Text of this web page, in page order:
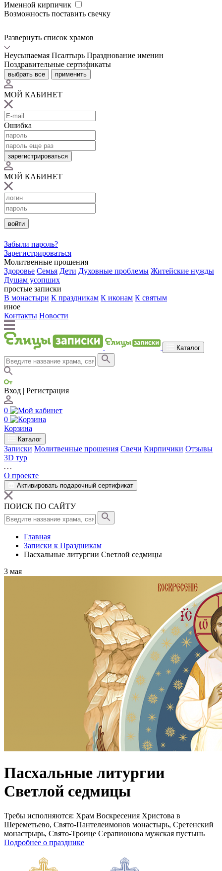
Именной кирпичик
Возможность поставить свечку
Развернуть список храмов
Неусыпаемая Псалтырь Празднование именин
Поздравительные сертификаты
выбрать все применить
МОЙ КАБИНЕТ
Ошибка
зарегистрироваться
МОЙ КАБИНЕТ
войти
Забыли пароль?
Зарегистрироваться
Молитвенные прошения
Здоровье Семья Дети Духовные проблемы Житейские нужды
Душам усопших
простые записки
В монастыри К праздникам К иконам К святым
иное
Контакты Новости
Каталог
Вход | Регистрация
0
0
Корзина
Каталог
Записки Молитвенные прошения Свечи Кирпичики Отзывы
3D тур
О проекте
Активировать подарочный сертификат
ПОИСК ПО САЙТУ
Главная
Записки к Праздникам
Пасхальные литургии Светлой седмицы
3 мая
Пасхальные литургии
Светлой седмицы
Требы исполняются: Храм Воскресения Христова в
Шереметьево, Свято-Пантелеимонов монастырь, Сретенский
монастрырь, Свято-Троице Серапионова мужская пустынь
Подробнее о празднике